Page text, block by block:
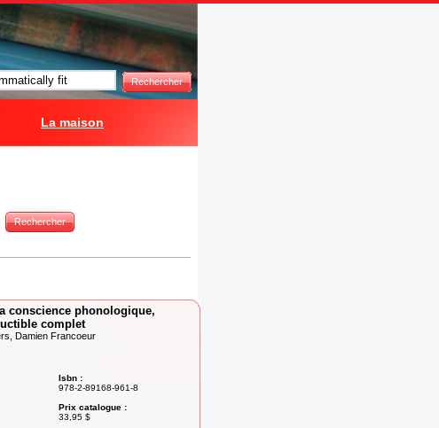
Rechercher
La maison
Rechercher
conscience phonologique,
complet
Damien Francoeur
Isbn :
978-2-89168-961-8
Prix catalogue :
33,95 $